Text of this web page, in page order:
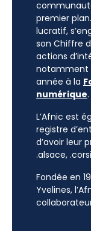
premier
lucratif,
son Chiffre
actions
notamment
année à la
numérique.
L’Afnic est
registre
d’avoir leur
.alsace,
Fondée en
Yvelines,